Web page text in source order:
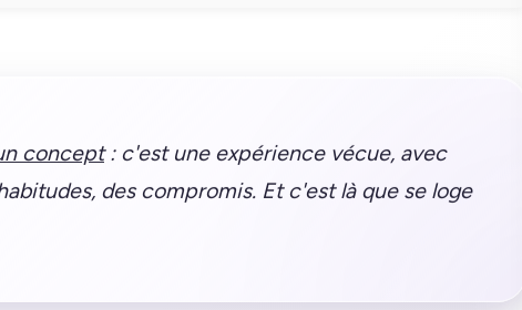
concept: c'est une expérience vécue, avec
des compromis. Et c'est là que se loge